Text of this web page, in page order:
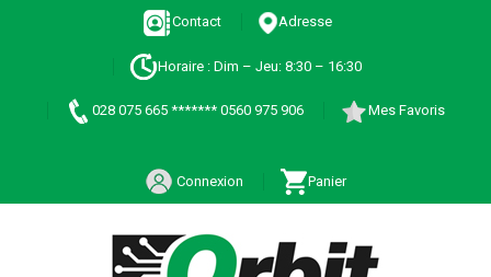
Contact Adresse
Horaire : Dim – Jeu: 8:30 – 16:30
028 075 665 ******* 0560 975 906 Mes Favoris
Connexion Panier